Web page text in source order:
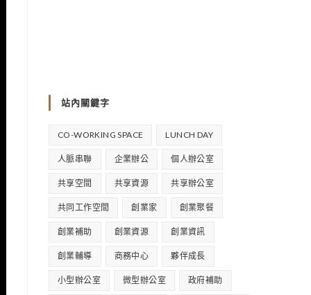
站內關鍵字
CO-WORKING SPACE LUNCH DAY
人脈串聯 企業辦公 個人辦公室
共享空間 共享資源 共享辦公室
共同工作空間 創業家 創業聚餐
創業補助 創業資源 創業資訊
創業輔導 商務中心 夥伴成長
小型辦公室 微型辦公室 政府補助